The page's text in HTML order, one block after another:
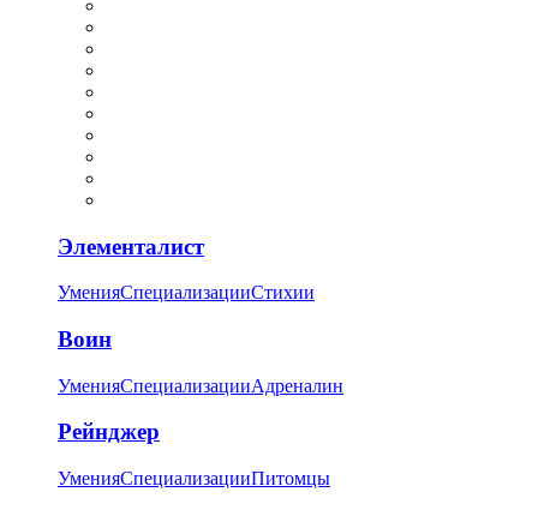
Элементалист
УменияСпециализацииСтихии
Воин
УменияСпециализацииАдреналин
Рейнджер
УменияСпециализацииПитомцы